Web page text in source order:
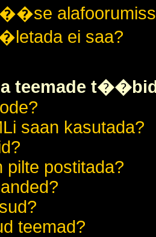
ei saa?
teemade
saan kasutada?
pilte postitada?
teemad?